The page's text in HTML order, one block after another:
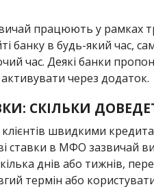
працюють у рамках
банку в будь-який час,
час. Деякі банки
через додаток.
СКІЛЬКИ
швидкими
ставки в МФО зазвичай
днів або тижнів,
термін або